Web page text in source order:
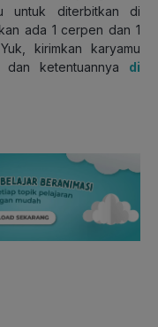
untuk diterbitkan di
ada 1 cerpen dan 1
kirimkan karyamu
dan ketentuannya di